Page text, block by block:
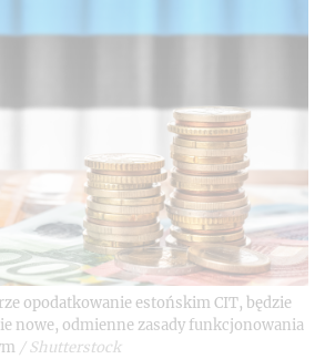
opodatkowanie estońskim CIT, będzie
nowe, odmienne zasady funkcjonowania
/ Shutterstock